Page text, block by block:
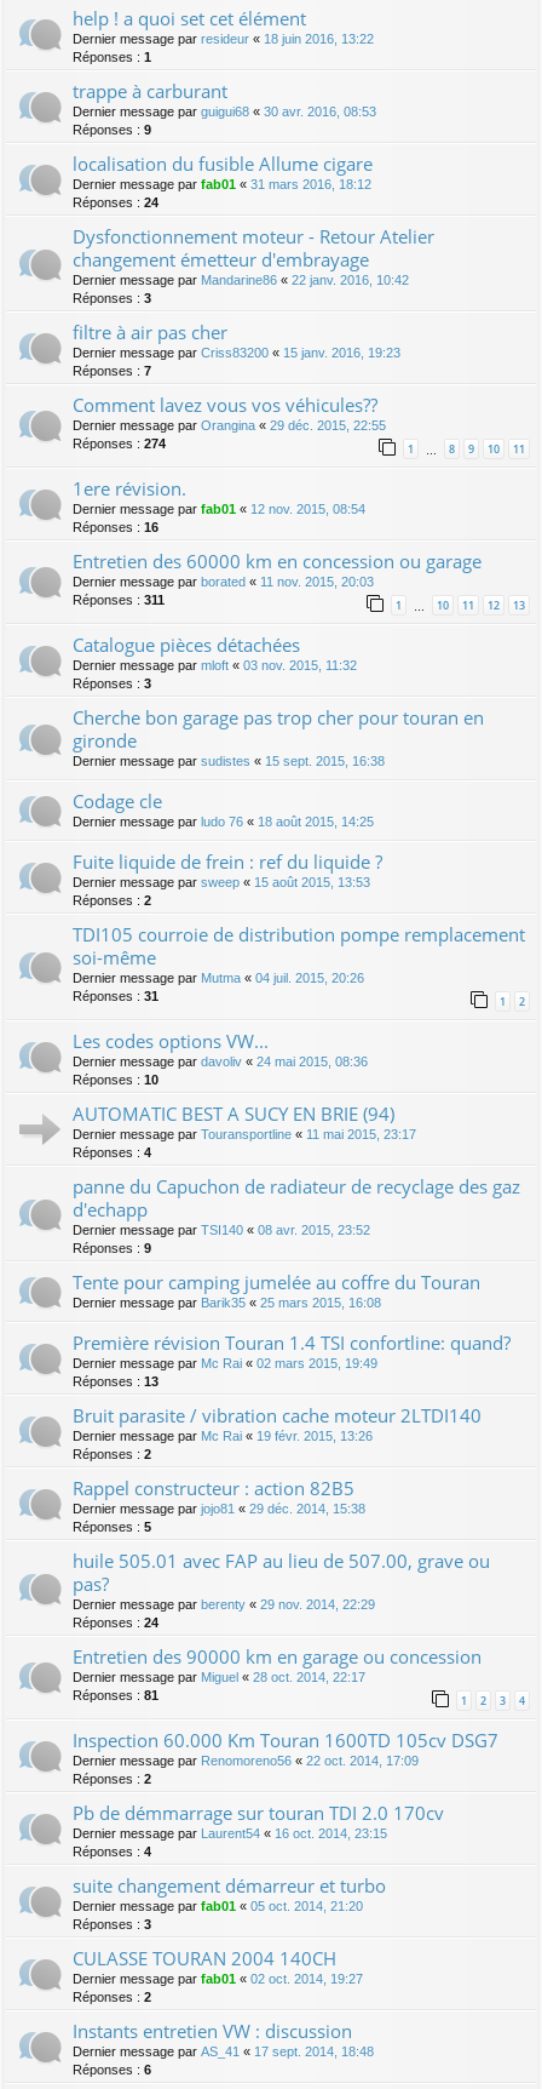
help ! a quoi set cet élément
Dernier message par resideur « 18 juin 2016, 13:22
Réponses : 1
trappe à carburant
Dernier message par guigui68 « 30 avr. 2016, 08:53
Réponses : 9
localisation du fusible Allume cigare
Dernier message par fab01 « 31 mars 2016, 18:12
Réponses : 24
Dysfonctionnement moteur - Retour Atelier
changement émetteur d'embrayage
Dernier message par Mandarine86 « 22 janv. 2016, 10:42
Réponses : 3
filtre à air pas cher
Dernier message par Criss83200 « 15 janv. 2016, 19:23
Réponses : 7
Comment lavez vous vos véhicules??
Dernier message par Orangina « 29 déc. 2015, 22:55
Réponses : 274 1 8 9 10 11
1ere révision.
Dernier message par fab01 « 12 nov. 2015, 08:54
Réponses : 16
Entretien des 60000 km en concession ou garage
Dernier message par borated « 11 nov. 2015, 20:03
Réponses : 311 1 10 11 12 13
Catalogue pièces détachées
Dernier message par mloft « 03 nov. 2015, 11:32
Réponses : 3
Cherche bon garage pas trop cher pour touran en
gironde
Dernier message par sudistes « 15 sept. 2015, 16:38
Codage cle
Dernier message par ludo 76 « 18 août 2015, 14:25
Fuite liquide de frein : ref du liquide ?
Dernier message par sweep « 15 août 2015, 13:53
Réponses : 2
TDI105 courroie de distribution pompe remplacement
soi-même
Dernier message par Mutma « 04 juil. 2015, 20:26
Réponses : 31 1 2
Les codes options VW...
Dernier message par davoliv « 24 mai 2015, 08:36
Réponses : 10
AUTOMATIC BEST A SUCY EN BRIE (94)
Dernier message par Touransportline « 11 mai 2015, 23:17
Réponses : 4
panne du Capuchon de radiateur de recyclage des gaz
d'echapp
Dernier message par TSI140 « 08 avr. 2015, 23:52
Réponses : 9
Tente pour camping jumelée au coffre du Touran
Dernier message par Barik35 « 25 mars 2015, 16:08
Première révision Touran 1.4 TSI confortline: quand?
Dernier message par Mc Rai « 02 mars 2015, 19:49
Réponses : 13
Bruit parasite / vibration cache moteur 2LTDI140
Dernier message par Mc Rai « 19 févr. 2015, 13:26
Réponses : 2
Rappel constructeur : action 82B5
Dernier message par jojo81 « 29 déc. 2014, 15:38
Réponses : 5
huile 505.01 avec FAP au lieu de 507.00, grave ou
pas?
Dernier message par berenty « 29 nov. 2014, 22:29
Réponses : 24
Entretien des 90000 km en garage ou concession
Dernier message par Miguel « 28 oct. 2014, 22:17
Réponses : 81 1 2 3 4
Inspection 60.000 Km Touran 1600TD 105cv DSG7
Dernier message par Renomoreno56 « 22 oct. 2014, 17:09
Réponses : 2
Pb de démmarrage sur touran TDI 2.0 170cv
Dernier message par Laurent54 « 16 oct. 2014, 23:15
Réponses : 4
suite changement démarreur et turbo
Dernier message par fab01 « 05 oct. 2014, 21:20
Réponses : 3
CULASSE TOURAN 2004 140CH
Dernier message par fab01 « 02 oct. 2014, 19:27
Réponses : 2
Instants entretien VW : discussion
Dernier message par AS_41 « 17 sept. 2014, 18:48
Réponses : 6